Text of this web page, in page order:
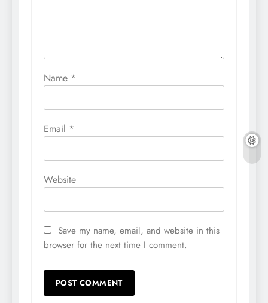
Name *
Email *
Website
Save my name, email, and website in this
browser for the next time I comment.